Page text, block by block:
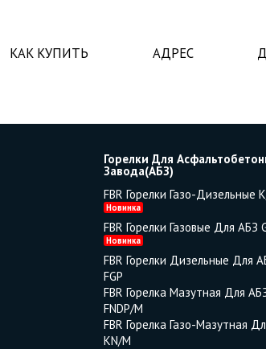
КАК КУПИТЬ АДРЕС
Горелки Для
Завода(АБЗ)
FBR Горелки Газо-Дизельные
Новинка
FBR Горелки Газовые Для АБЗ
Новинка
FBR Горелки Дизельные Для
FGP
FBR Горелка Мазутная Для
FNDP/M
FBR Горелка Газо-Мазутная
KN/M